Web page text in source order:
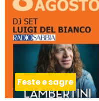
Feste e sagre